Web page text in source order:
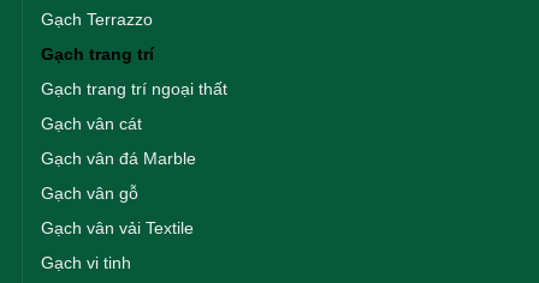
Gạch Terrazzo
Gạch trang trí
Gạch trang trí ngoại thất
Gạch vân cát
Gạch vân đá Marble
Gạch vân gỗ
Gạch vân vải Textile
Gạch vi tinh